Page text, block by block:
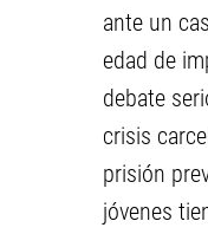
ante un
edad de
debate
crisis
prisión
jóvenes